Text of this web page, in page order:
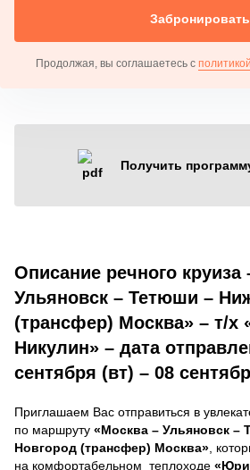
Забронировать
Продолжая, вы соглашаетесь с
Получить
Описание речного круиза
Ульяновск – Тетюши –
(трансфер) Москва» – т/х
Никулин» – дата
сентября (вт) – 08
Приглашаем Вас отправиться в
по маршруту «Москва – Ульяновск –
Новгород (трансфер) Москва» ,
на комфортабельном теплоходе